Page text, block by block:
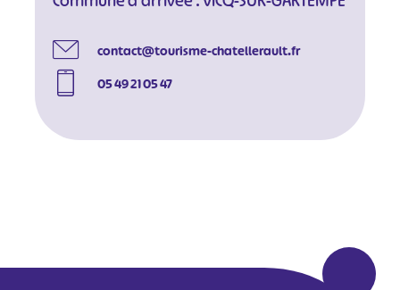
contact@tourisme-chatellerault.fr
05 49 21 05 47